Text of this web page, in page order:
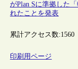
がPlan Sに準拠した
れたことを発表
累計アクセス数:1560
印刷用ページ